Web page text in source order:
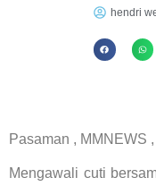
hendri
Pasaman , MMNEWS
Mengawali cuti